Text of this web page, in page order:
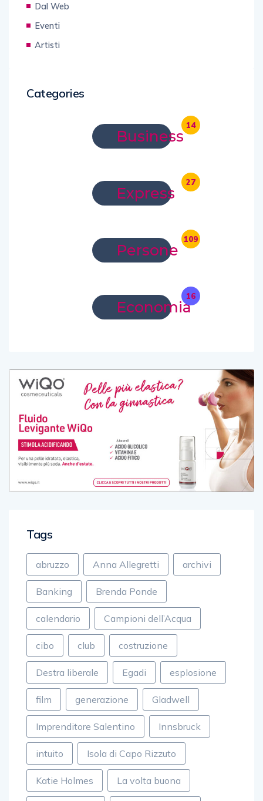
Dal Web
Eventi
Artisti
Categories
Business
14
Express
27
Persone
109
Economia
16
Tags
abruzzo Anna Allegretti archivi
Banking Brenda Ponde
calendario Campioni dell’Acqua
cibo club costruzione
Destra liberale Egadi esplosione
film generazione Gladwell
Imprenditore Salentino Innsbruck
intuito Isola di Capo Rizzuto
Katie Holmes La volta buona